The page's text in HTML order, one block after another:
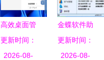
高效桌面管
理利器 精
选桌面备忘
更新时间：
2026-08-
金蝶软件助
力企业高效
运营 代
更新时间：
2026-08-